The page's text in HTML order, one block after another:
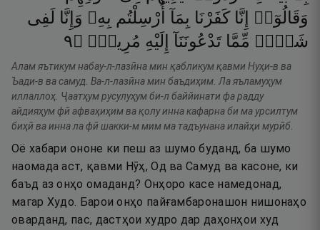
وَقَالُوٓا۟ إِنَّا كَفَرْنَا بِمَآ أُرْسِلْتُم بِهِۦ وَإِنَّا لَفِى
شَكٍّۢ مِّمَّا تَدْعُونَنَآ إِلَيْهِ مُرِيبٍۢ ۝٩
Алам яътикум набау-л-лазӣна мин қабликум қавми Нуҳи-в ва
Ъади-в ва самуд. Ва-л-лазӣна мин баъдиҳим. Ла яъламуҳум
иллаллоҳ. Ҷаатҳум русулуҳум би-л баййинати фа радду
айдияҳум фӣ афваҳиҳим ва қолу инна кафарна би ма урсилтум
биҳӣ ва инна ла фӣ шакки-м мим ма тадъунана илайҳи мурӣб.
Оё хабари ононе ки пеш аз шумо буданд, ба шумо
наомада аст, қавми Нӯҳ, Од ва Самуд ва касоне, ки
баъд аз онҳо омаданд? Онҳоро касе намедонад,
магар Худо. Барои онҳо пайғамбаронашон нишонаҳо
оварданд, пас, дастҳои худро дар даҳонҳои худ